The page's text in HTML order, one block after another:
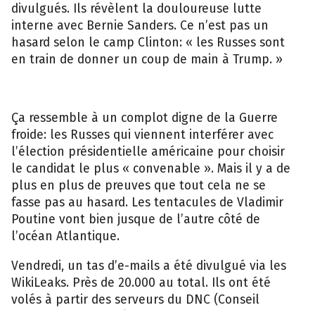
divulgués. Ils révèlent la douloureuse lutte
interne avec Bernie Sanders. Ce n’est pas un
hasard selon le camp Clinton: « les Russes sont
en train de donner un coup de main à Trump. »
Ça ressemble à un complot digne de la Guerre
froide: les Russes qui viennent interférer avec
l’élection présidentielle américaine pour choisir
le candidat le plus « convenable ». Mais il y a de
plus en plus de preuves que tout cela ne se
fasse pas au hasard. Les tentacules de Vladimir
Poutine vont bien jusque de l’autre côté de
l’océan Atlantique.
Vendredi, un tas d’e-mails a été divulgué via les
WikiLeaks. Près de 20.000 au total. Ils ont été
volés à partir des serveurs du DNC (Conseil